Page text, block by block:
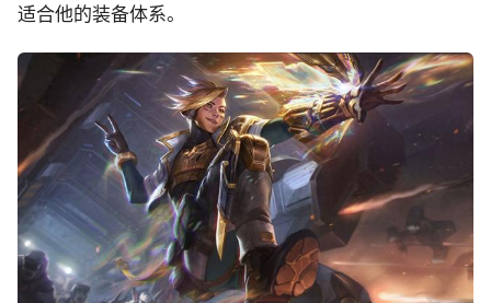
适合他的装备体系。